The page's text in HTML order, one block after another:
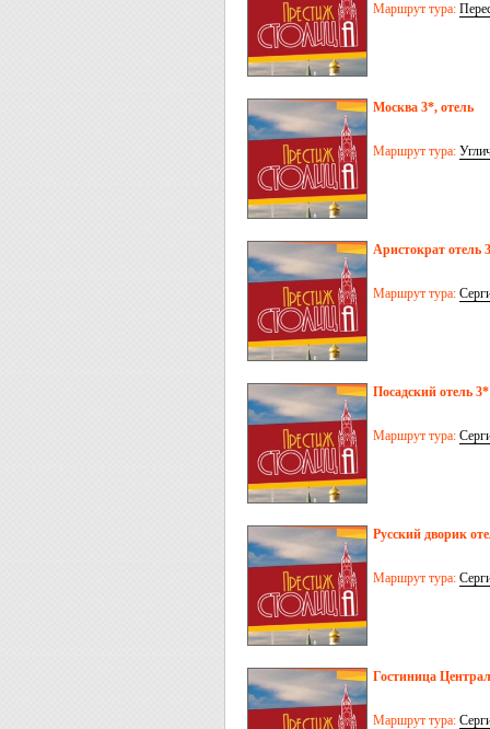
Маршрут тура:
Москва 3*, отель
Маршрут тура:
Аристократ отель
Маршрут тура:
Посадский отель 3*
Маршрут тура:
Русский дворик
Маршрут тура:
Гостиница
Маршрут тура: